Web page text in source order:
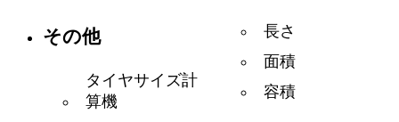
その他
タイヤサイズ計
算機
長さ
面積
容積